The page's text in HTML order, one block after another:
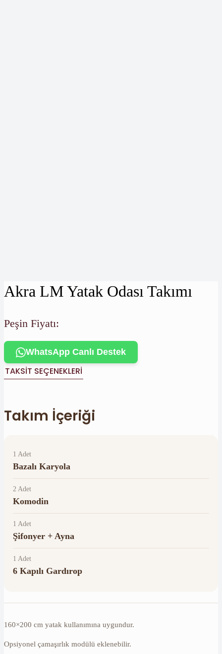
Akra LM Yatak Odası Takımı
Peşin Fiyatı:
WhatsApp Canlı Destek
TAKSIT SEÇENEKLERI
Takım İçeriği
1 Adet
Bazalı Karyola
2 Adet
Komodin
1 Adet
Şifonyer + Ayna
1 Adet
6 Kapılı Gardırop
160×200 cm yatak kullanımına uygundur.
Opsiyonel çamaşırlık modülü eklenebilir.